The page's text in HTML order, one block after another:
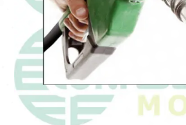
COMUNICATI E NEWS
CONTATTI